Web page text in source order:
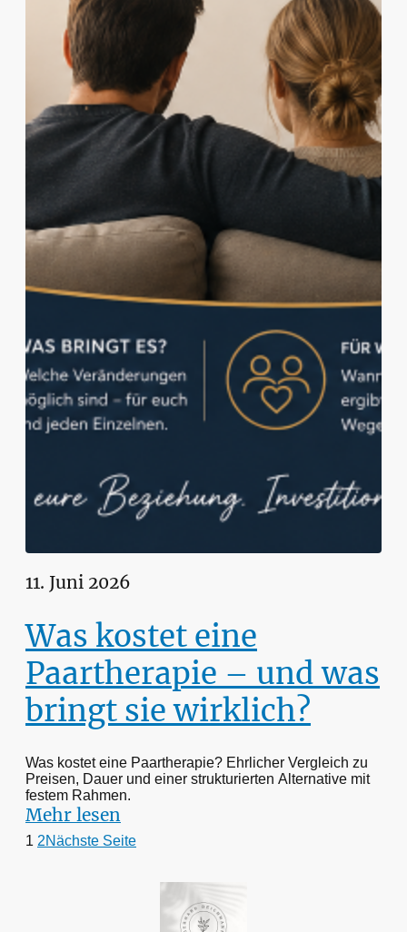
11. Juni 2026
Was kostet eine
Paartherapie – und was
bringt sie wirklich?
Was kostet eine Paartherapie? Ehrlicher Vergleich zu
Preisen, Dauer und einer strukturierten Alternative mit
festem Rahmen.
Mehr lesen
1 2Nächste Seite